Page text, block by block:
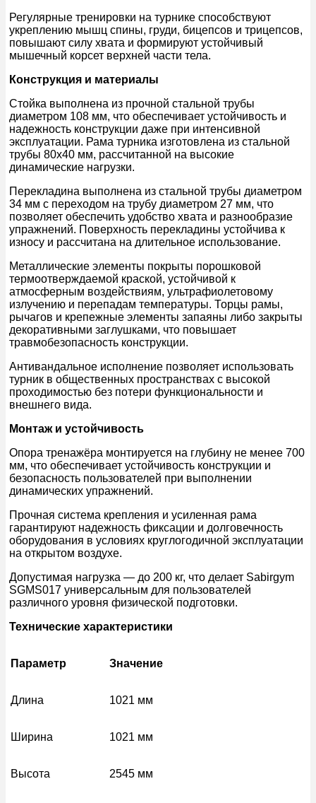
Регулярные тренировки на турнике способствуют
укреплению мышц спины, груди, бицепсов и трицепсов,
повышают силу хвата и формируют устойчивый
мышечный корсет верхней части тела.
Конструкция и материалы
Стойка выполнена из прочной стальной трубы
диаметром 108 мм, что обеспечивает устойчивость и
надежность конструкции даже при интенсивной
эксплуатации. Рама турника изготовлена из стальной
трубы 80х40 мм, рассчитанной на высокие
динамические нагрузки.
Перекладина выполнена из стальной трубы диаметром
34 мм с переходом на трубу диаметром 27 мм, что
позволяет обеспечить удобство хвата и разнообразие
упражнений. Поверхность перекладины устойчива к
износу и рассчитана на длительное использование.
Металлические элементы покрыты порошковой
термоотверждаемой краской, устойчивой к
атмосферным воздействиям, ультрафиолетовому
излучению и перепадам температуры. Торцы рамы,
рычагов и крепежные элементы запаяны либо закрыты
декоративными заглушками, что повышает
травмобезопасность конструкции.
Антивандальное исполнение позволяет использовать
турник в общественных пространствах с высокой
проходимостью без потери функциональности и
внешнего вида.
Монтаж и устойчивость
Опора тренажёра монтируется на глубину не менее 700
мм, что обеспечивает устойчивость конструкции и
безопасность пользователей при выполнении
динамических упражнений.
Прочная система крепления и усиленная рама
гарантируют надежность фиксации и долговечность
оборудования в условиях круглогодичной эксплуатации
на открытом воздухе.
Допустимая нагрузка — до 200 кг, что делает Sabirgym
SGMS017 универсальным для пользователей
различного уровня физической подготовки.
Технические характеристики
Параметр Значение
Длина 1021 мм
Ширина 1021 мм
Высота 2545 мм